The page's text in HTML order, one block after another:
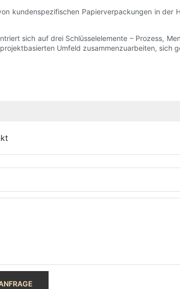
kundenspezifischen Papierverpackungen in
sich auf drei Schlüsselelemente – Prozess,
Umfeld zusammenzuarbeiten, sich